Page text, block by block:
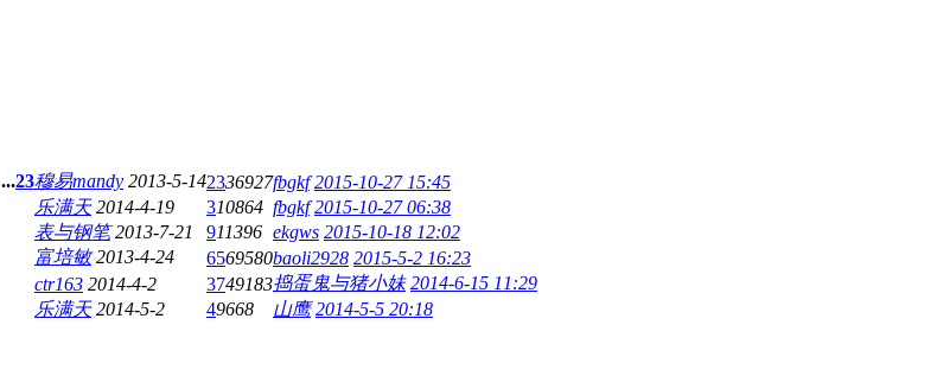
...23穆易mandy 2013-5-142336927fbgkf 2015-10-27 15:45
乐满天 2014-4-19 310864 fbgkf 2015-10-27 06:38
表与钢笔 2013-7-21 911396 ekgws 2015-10-18 12:02
富培敏 2013-4-24 6569580baoli2928 2015-5-2 16:23
ctr163 2014-4-2 3749183捣蛋鬼与猪小妹 2014-6-15 11:29
乐满天 2014-5-2 49668 山鹰 2014-5-5 20:18